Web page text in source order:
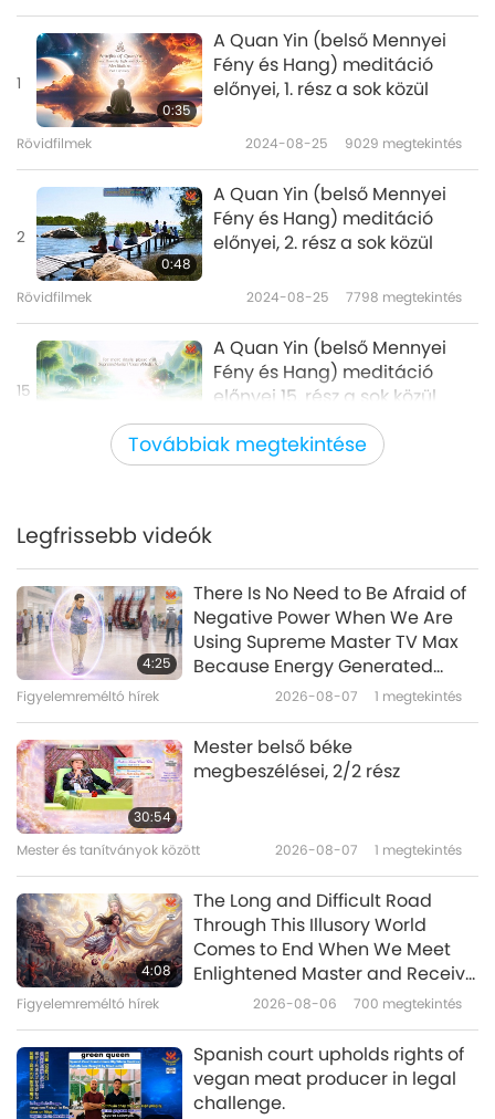
SupremeMasterTV.com/Meditation
Továbbiak megtekintése
1
0:35
A Quan Yin (belső Mennyei
Fény és Hang) meditáció
előnyei, 1. rész a sok közül
Rövidfilmek 2024-08-25 9029 megtekintés
2
0:48
A Quan Yin (belső Mennyei
Fény és Hang) meditáció
előnyei, 2. rész a sok közül
Rövidfilmek 2024-08-25 7798 megtekintés
15
A Quan Yin (belső Mennyei
Fény és Hang) meditáció
előnyei 15. rész a sok közül
2024-10-25 5564 megtekintés
16
0:45
Rövidfilmek 2024-10-25 5725megtekintés
17
1:41
A Quan Yin (belső Mennyei
Fény és Hang) meditáció
előnyei 17. rész a sok közül
Rövidfilmek 2024-10-29 5479
18
0:43
előnyei 18. rész a sok közül
Rövidfilmek 2024-10-25 5323megtekintés
19
1:05
A Quan Yin (belső Mennyei
Fény és Hang) meditáció
előnyei 19. rész a sok közül
Rövidfilmek 2024-10-25 4789megtekintés
Legfrissebb videók
4:25
There Is No Need to Be Afraid of
Negative Power When We Are
Using Supreme Master TV Max
Because Energy Generated
from It Is Far More Powerful than
Figyelemreméltó hírek 2026-08-07 1 megtekintés
30:54
Mester belső béke
megbeszélései, 2/2 rész
Mester és tanítványok között 2026-08-07 1 megtekintés
4:08
The Long and Difficult Road
Through This Illusory World
Comes to End When We Meet
Enlightened Master and Receive
Initiation
Figyelemreméltó hírek 2026-08-06 700 megtekintés
Spanish court upholds rights of
vegan meat producer in legal
challenge.